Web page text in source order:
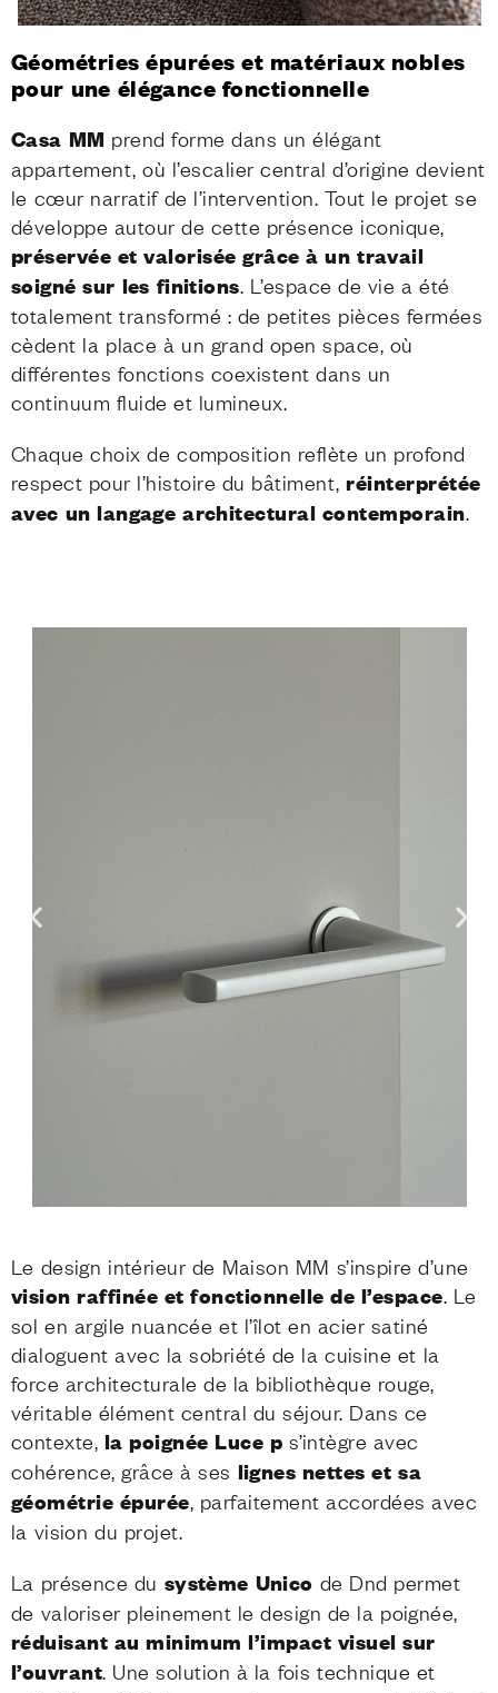
Géométries épurées et matériaux nobles
pour une élégance fonctionnelle
Casa MM prend forme dans un élégant
appartement, où l’escalier central d’origine devient
le cœur narratif de l’intervention. Tout le projet se
développe autour de cette présence iconique,
préservée et valorisée grâce à un travail
soigné sur les finitions . L’espace de vie a été
totalement transformé : de petites pièces fermées
cèdent la place à un grand open space, où
différentes fonctions coexistent dans un
continuum fluide et lumineux.
Chaque choix de composition reflète un profond
respect pour l’histoire du bâtiment,réinterprétée
avec un langage architectural contemporain
Le design intérieur de Maison MM s’inspire d’une
vision raffinée et fonctionnelle de l’espace . Le
sol en argile nuancée et l’îlot en acier satiné
dialoguent avec la sobriété de la cuisine et la
force architecturale de la bibliothèque rouge,
véritable élément central du séjour. Dans ce
contexte, la poignée Luce p s’intègre avec
cohérence, grâce à ses lignes nettes et sa
géométrie épurée , parfaitement accordées avec
la vision du projet.
La présence du système Unico de Dnd permet
de valoriser pleinement le design de la poignée,
réduisant au minimum l’impact visuel sur
l’ouvrant . Une solution à la fois technique et